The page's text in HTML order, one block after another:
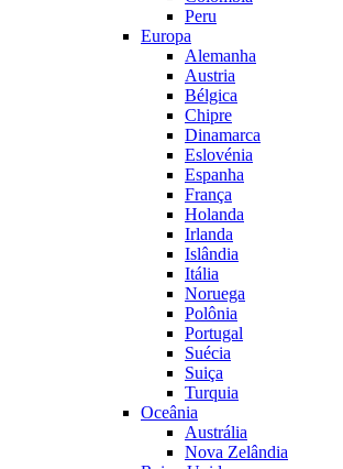
Peru
Europa
Alemanha
Austria
Bélgica
Chipre
Dinamarca
Eslovénia
Espanha
França
Holanda
Irlanda
Islândia
Itália
Noruega
Polônia
Portugal
Suécia
Suiça
Turquia
Oceânia
Austrália
Nova Zelândia